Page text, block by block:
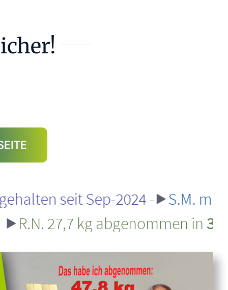
Sep-2024-⯈S.M. minus 18kg—
kg abgenommen in3 Monaten